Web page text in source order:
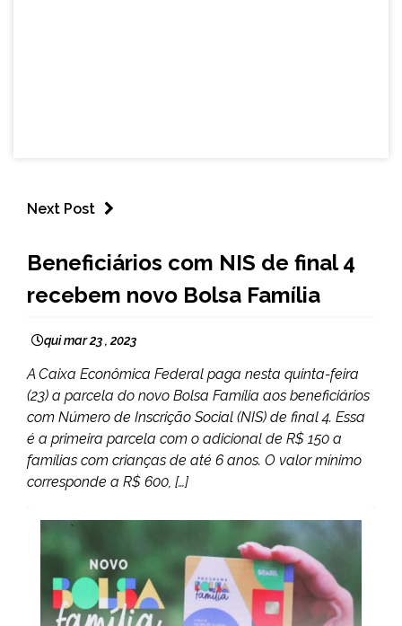
Next Post
NOTÍCIAS
Beneficiários com NIS de final 4
recebem novo Bolsa Família
qui mar 23 , 2023
A Caixa Econômica Federal paga nesta quinta-feira
(23) a parcela do novo Bolsa Família aos beneficiários
com Número de Inscrição Social (NIS) de final 4. Essa
é a primeira parcela com o adicional de R$ 150 a
famílias com crianças de até 6 anos. O valor mínimo
corresponde a R$ 600, […]